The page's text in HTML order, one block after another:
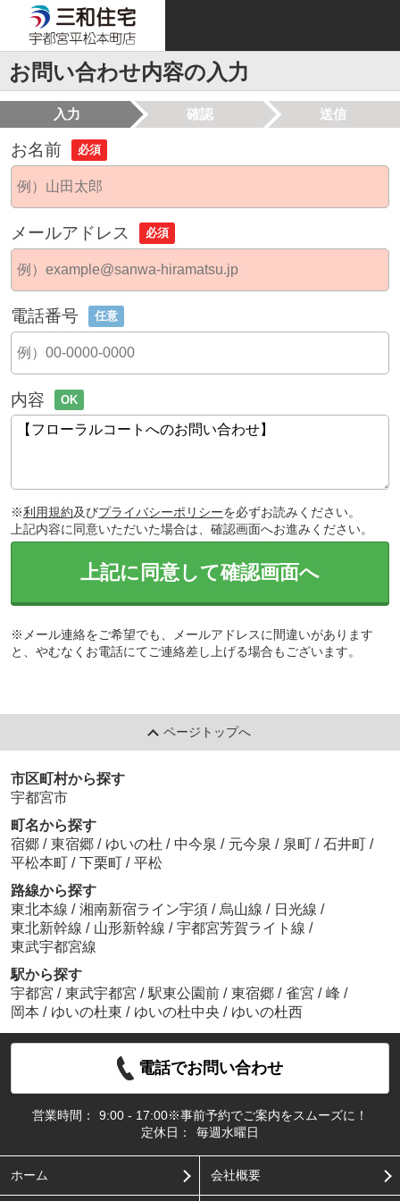
お問い合わせ内容の入力
入力 確認 送信
お名前 必須
メールアドレス 必須
電話番号 任意
内容 OK
※利用規約及びプライバシーポリシーを必ずお読みください。
上記内容に同意いただいた場合は、確認画面へお進みください。
上記に同意して確認画面へ
※メール連絡をご希望でも、メールアドレスに間違いがあります
と、やむなくお電話にてご連絡差し上げる場合もございます。
ページトップへ
市区町村から探す
宇都宮市
町名から探す
宿郷 / 東宿郷 / ゆいの杜 / 中今泉 / 元今泉 / 泉町 / 石井町 /
平松本町 / 下栗町 / 平松
路線から探す
東北本線 / 湘南新宿ライン宇須 / 烏山線 / 日光線 /
東北新幹線 / 山形新幹線 / 宇都宮芳賀ライト線 /
東武宇都宮線
駅から探す
宇都宮 / 東武宇都宮 / 駅東公園前 / 東宿郷 / 雀宮 / 峰 /
岡本 / ゆいの杜東 / ゆいの杜中央 / ゆいの杜西
電話でお問い合わせ
営業時間：
9:00 - 17:00※事前予約でご案内をスムーズに！
定休日：
毎週水曜日
ホーム 会社概要